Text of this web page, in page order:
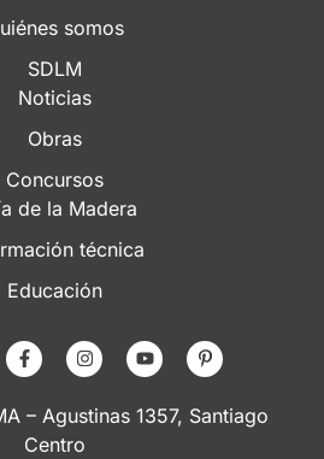
somos
SDLM
Noticias
Obras
Concursos
de la Madera
técnica
Educación
– Agustinas 1357, Santiago
Centro